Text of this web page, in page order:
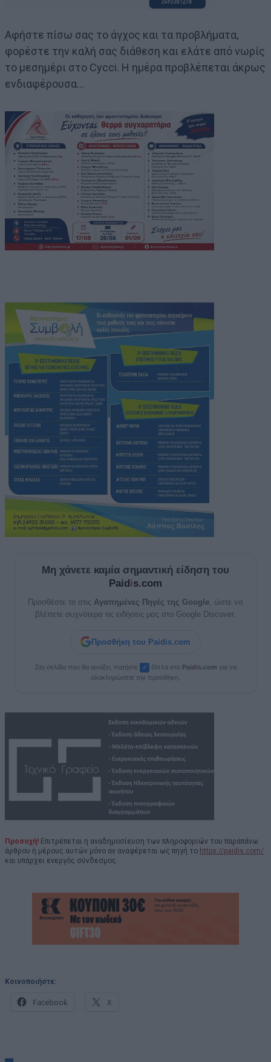
Αφήστε πίσω σας το άγχος και τα προβλήματα,
φορέστε την καλή σας διάθεση και ελάτε από νωρίς
το μεσημέρι στο Cycci. Η ημέρα προβλέπεται άκρως
ενδιαφέρουσα…
Μη χάνετε καμία σημαντική είδηση του
Paidis.com
Προσθέστε το στις Αγαπημένες Πηγές της Google , ώστε να
βλέπετε συχνότερα τις ειδήσεις μας στο Google Discover.
Προσθήκη του Paidis.com
Στη σελίδα που θα ανοίξει, πατήστε ✓ δίπλα στο Paidis.com για να
ολοκληρώσετε την προσθήκη.
Προσοχή! Επιτρέπεται η αναδημοσίευση των πληροφοριών του παραπάνω
άρθρου ή μέρους αυτών μόνο αν αναφέρεται ως πηγή το https://paidis.com/
και υπάρχει ενεργός σύνδεσμος.
Κοινοποιήστε:
Facebook X